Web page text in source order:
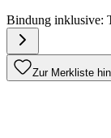
Bindung inklusive:
Zur Merkliste